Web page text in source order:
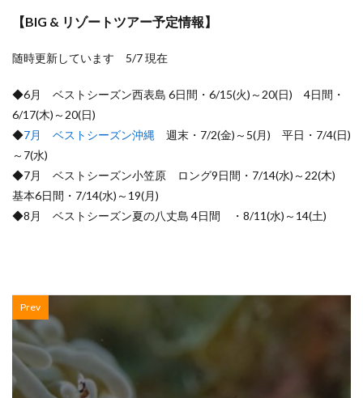
【BIG & リゾートツアー予定情報】
随時更新しています 5/7 現在
◆6月 ベストシーズン西表島 6日間・6/15(火)～20(日) 4日間・
6/17(木)～20(日)
◆7月 ベストシーズン沖縄 週末・7/2(金)～5(月) 平日・7/4(日)
～7(水)
◆7月 ベストシーズン小笠原 ロング9日間・7/14(水)～22(木)
基本6日間・7/14(水)～19(月)
◆8月 ベストシーズン夏の八丈島 4日間 ・8/11(水)～14(土)
Prev